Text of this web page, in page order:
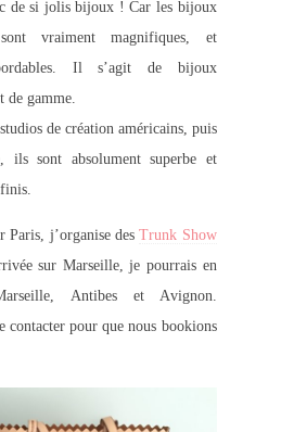
de si jolis bijoux ! Car les bijoux
vraiment magnifiques, et
Il s’agit de bijoux
de gamme.
de création américains, puis
ils sont absolument superbe et
Paris, j’organise desTrunk Show
sur Marseille, je pourrais en
Antibes et Avignon.
contacter pour que nous bookions